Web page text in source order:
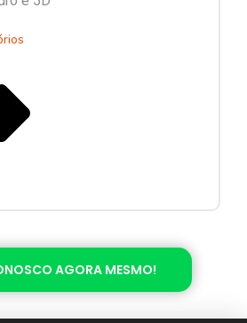
AGORA MESMO!